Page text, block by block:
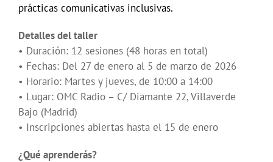
prácticas comunicativas inclusivas.
Detalles del taller
• Duración: 12 sesiones (48 horas en total)
• Fechas: Del 27 de enero al 5 de marzo de 2026
• Horario: Martes y jueves, de 10:00 a 14:00
• Lugar: OMC Radio – C/ Diamante 22, Villaverde
Bajo (Madrid)
• Inscripciones abiertas hasta el 15 de enero
¿Qué aprenderás?